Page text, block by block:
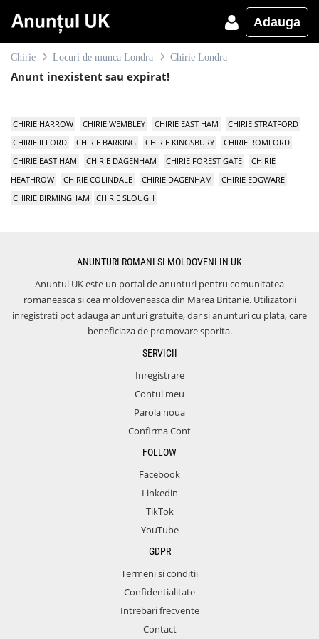
Adauga
Chirie Locuri de munca Londra Chirie Londra
Anunt inexistent sau expirat!
CHIRIE HARROW CHIRIE WEMBLEY CHIRIE EAST HAM
CHIRIE STRATFORD
CHIRIE ILFORD
CHIRIE BARKING CHIRIE KINGSBURY
CHIRIE ROMFORD
CHIRIE EAST HAM
CHIRIE DAGENHAM CHIRIE FOREST GATE
CHIRIE
HEATHROW
CHIRIE COLINDALE CHIRIE DAGENHAM
CHIRIE EDGWARE
CHIRIE BIRMINGHAM
CHIRIE SLOUGH
ANUNTURI ROMANI SI MOLDOVENI IN UK
Anuntul UK este un portal de anunturi pentru comunitatea
romaneasca si cea moldoveneasca din Marea Britanie. Utilizatorii
inregistrati pot adauga anunturi gratuite, dar si anunturi cu plata, care
beneficiaza de promovare sporita.
SERVICII
Inregistrare
Contul meu
Parola noua
Confirma Cont
FOLLOW
Facebook
Linkedin
TikTok
YouTube
GDPR
Termeni si conditii
Confidentialitate
Intrebari frecvente
Contact